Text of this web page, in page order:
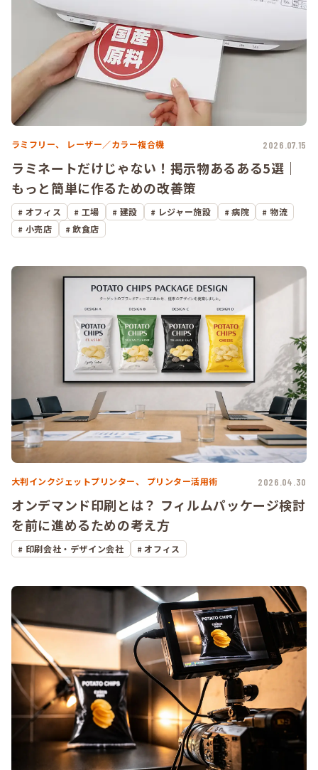
ラミフリー、 レーザー／カラー複合機 2026.07.15
ラミネートだけじゃない！掲示物あるある5選｜
もっと簡単に作るための改善策
オフィス 工場 建設 レジャー施設 病院
物流
小売店
飲食店
大判インクジェットプリンター、 プリンター活用術 2026.04.30
オンデマンド印刷とは？ フィルムパッケージ検討
を前に進めるための考え方
印刷会社・デザイン会社 オフィス